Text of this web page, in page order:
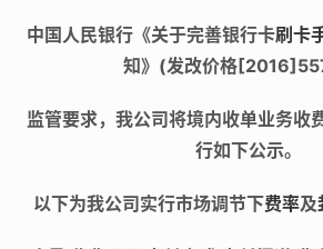
中国人民银行《关于完善银行卡刷卡
知》(发改价格
监管要求，我公司将境内收单业务收
行如下公示。
以下为我公司实行市场调节下费率及